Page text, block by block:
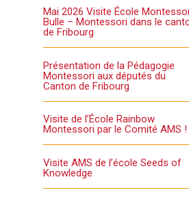
Mai 2026 Visite École
Bulle – Montessori dans le
de Fribourg
Présentation de la Pédagogie
Montessori aux députés du
Canton de Fribourg
Visite de l’École Rainbow
Montessori par le Comité AMS !
Visite AMS de l’école Seeds of
Knowledge